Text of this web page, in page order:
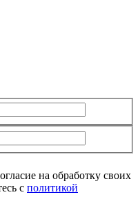
на обработку своих
с политикой